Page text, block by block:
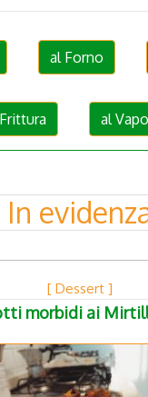
al Forno
Frittura al
In
[ Dessert ]
morbidi ai